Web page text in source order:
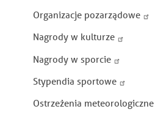
Organizacje pozarządowe
Nagrody w kulturze
Nagrody w sporcie
Stypendia sportowe
Ostrzeżenia meteorologiczne